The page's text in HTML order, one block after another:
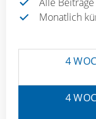
Monatlich
4
4